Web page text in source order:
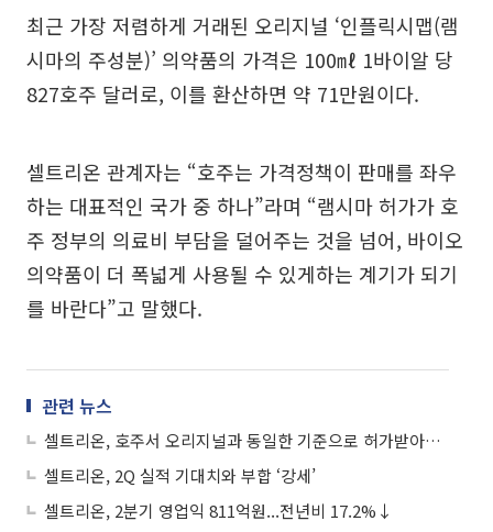
최근 가장 저렴하게 거래된 오리지널 ‘인플릭시맵(램
시마의 주성분)’ 의약품의 가격은 100㎖ 1바이알 당
827호주 달러로, 이를 환산하면 약 71만원이다.
셀트리온 관계자는 “호주는 가격정책이 판매를 좌우
하는 대표적인 국가 중 하나”라며 “램시마 허가가 호
주 정부의 의료비 부담을 덜어주는 것을 넘어, 바이오
의약품이 더 폭넓게 사용될 수 있게하는 계기가 되기
를 바란다”고 말했다.
관련 뉴스
셀트리온, 호주서 오리지널과 동일한 기준으로 허가받아…5500억시장 진출
셀트리온, 2Q 실적 기대치와 부합 ‘강세’
셀트리온, 2분기 영업익 811억원...전년비 17.2%↓